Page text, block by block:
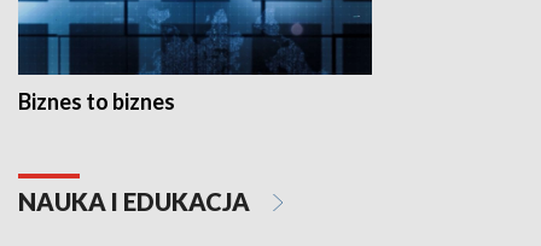
Biznes to biznes
NAUKA I EDUKACJA